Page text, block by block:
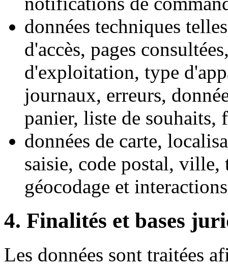
données techniques
d'accès, pages
d'exploitation, type
journaux, erreurs,
panier, liste de souhaits,
données de carte,
saisie, code postal, ville,
géocodage et
4. Finalités et bases
Les données sont traitées